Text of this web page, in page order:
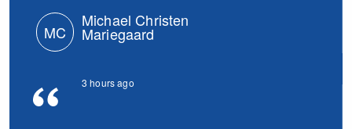
MC
Michael Christen
Mariegaard
3 hours ago